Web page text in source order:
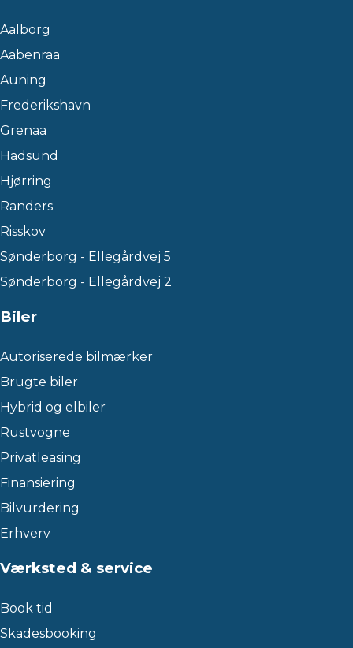
Aalborg
Aabenraa
Auning
Frederikshavn
Grenaa
Hadsund
Hjørring
Randers
Risskov
Sønderborg - Ellegårdvej 5
Sønderborg - Ellegårdvej 2
Biler
Autoriserede bilmærker
Brugte biler
Hybrid og elbiler
Rustvogne
Privatleasing
Finansiering
Bilvurdering
Erhverv
Værksted & service
Book tid
Skadesbooking